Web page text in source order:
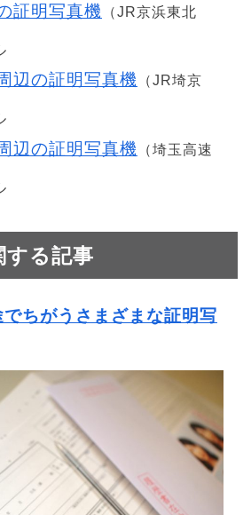
証明写真機
（JR京浜東北
辺の証明写真機
（JR埼京
辺の証明写真機
（埼玉高速
する記事
ちがうさまざまな証明写